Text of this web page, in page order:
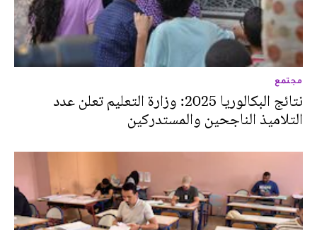
مجتمع
نتائج البكالوريا 2025: وزارة التعليم تعلن عدد
التلاميذ الناجحين والمستدركين